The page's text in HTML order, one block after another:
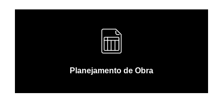
Planejamento de Obra